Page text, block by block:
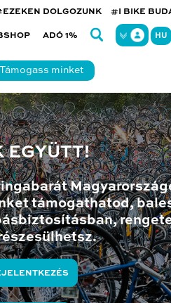
DOLGOZUNK #I BIKE
ADÓ 1% HU
Támogass minket
EGYÜTT!
támogathatod,